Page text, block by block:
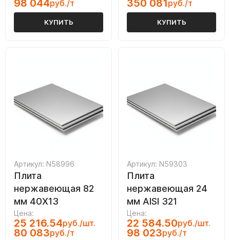
98 044руб./т
КУПИТЬ
350 081руб./т
КУПИТЬ
Артикул: N58996
Плита
нержавеющая 82
мм 40Х13
Цена:
25 216.54руб./шт.
80 083руб./т
Артикул: N59303
Плита
нержавеющая 24
мм AISI 321
Цена:
22 584.50руб./шт.
98 023руб./т